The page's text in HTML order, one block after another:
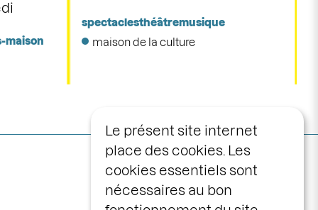
Le présent site internet
place des cookies. Les
cookies essentiels sont
nécessaires au bon
maison
spectaclesthéâtremusique
maison de la culture
Navigation
principale
programme
calendrier